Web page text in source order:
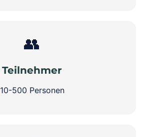
👥
Teilnehmer
10-500 Personen